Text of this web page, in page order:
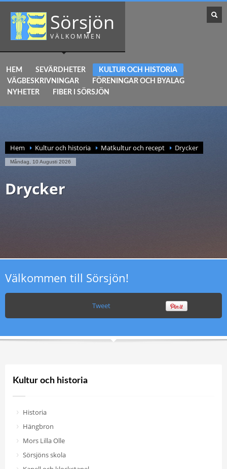
Sörsjön
VÄLKOMMEN
HEM SEVÄRDHETER
KULTUR OCH HISTORIA
VÄGBESKRIVNINGAR
FÖRENINGAR OCH BYALAG
NYHETER
FIBER I SÖRSJÖN
Hem Kultur och historia Matkultur och recept Drycker
Måndag, 10 Augusti 2026
Drycker
Välkommen till Sörsjön!
Tweet
Kultur och historia
Historia
Hängbron
Mors Lilla Olle
Sörsjöns skola